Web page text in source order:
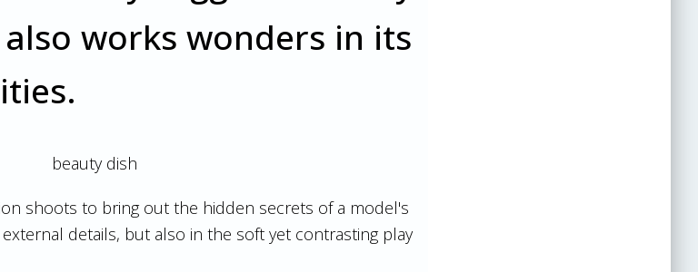
works wonders in its
shoots to bring out the hidden secrets of a model's
details, but also in the soft yet contrasting play